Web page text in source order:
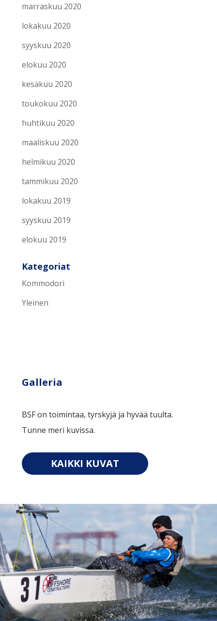
marraskuu 2020
lokakuu 2020
syyskuu 2020
elokuu 2020
kesäkuu 2020
toukokuu 2020
huhtikuu 2020
maaliskuu 2020
helmikuu 2020
tammikuu 2020
lokakuu 2019
syyskuu 2019
elokuu 2019
Kategoriat
Kommodori
Yleinen
Galleria
BSF on toimintaa, tyrskyjä ja hyvää tuulta.
Tunne meri kuvissa.
KAIKKI KUVAT